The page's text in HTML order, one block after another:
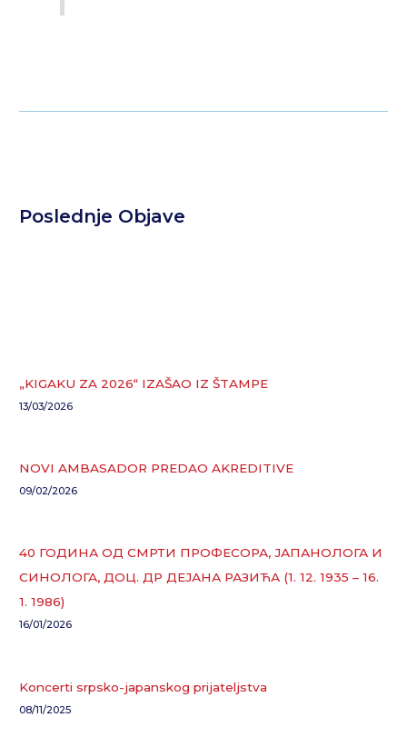
Poslednje Objave
„KIGAKU ZA 2026“ IZAŠAO IZ ŠTAMPE
13/03/2026
NOVI AMBASADOR PREDAO AKREDITIVE
09/02/2026
40 ГОДИНА ОД СМРТИ ПРОФЕСОРА, ЈАПАНОЛОГА И
СИНОЛОГА, ДОЦ. ДР ДЕЈАНА РАЗИЋА (1. 12. 1935 – 16.
1. 1986)
16/01/2026
Koncerti srpsko-japanskog prijateljstva
08/11/2025